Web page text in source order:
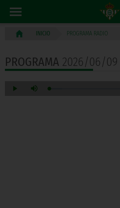
INICIO PROGRAMA RADIO
PROGRAMA 2026/06/09 |